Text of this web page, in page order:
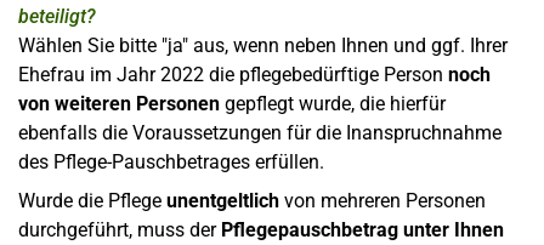
beteiligt?
Wählen Sie bitte "ja" aus, wenn neben Ihnen und ggf. Ihrer
Ehefrau im Jahr 2022 die pflegebedürftige Person noch
von weiteren Personen gepflegt wurde, die hierfür
ebenfalls die Voraussetzungen für die Inanspruchnahme
des Pflege-Pauschbetrages erfüllen.
Wurde die Pflege unentgeltlich von mehreren Personen
durchgeführt, muss derPflegepauschbetrag unter Ihnen